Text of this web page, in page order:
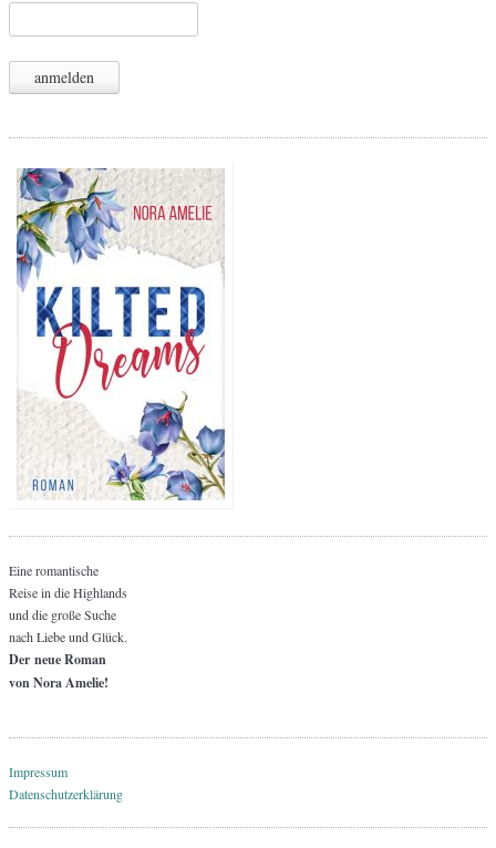
Eine romantische
Reise in die Highlands
und die große Suche
nach Liebe und Glück.
Der neue Roman
von Nora Amelie!
Impressum
Datenschutzerklärung